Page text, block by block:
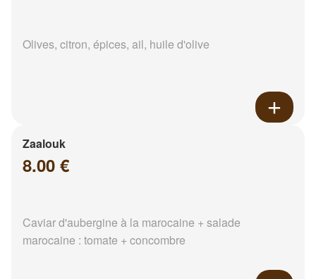
Olives, citron, épices, ail, huile d'olive
Zaalouk
8.00 €
Caviar d'aubergine à la marocaine + salade
marocaine : tomate + concombre